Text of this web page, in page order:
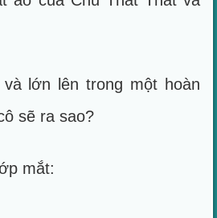
lớn lên trong một hoàn
sẽ ra sao?
mắt: